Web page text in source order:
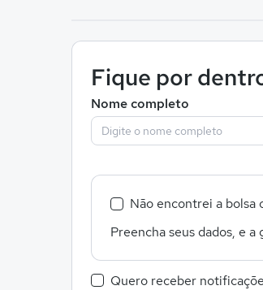
Fique por
Nome completo
Não encontrei a bolsa
Preencha seus dados, e
Quero receber